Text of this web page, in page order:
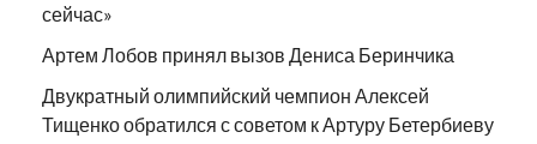
сейчас»
Артем Лобов принял вызов Дениса Беринчика
Двукратный олимпийский чемпион Алексей
Тищенко обратился с советом к Артуру Бетербиеву